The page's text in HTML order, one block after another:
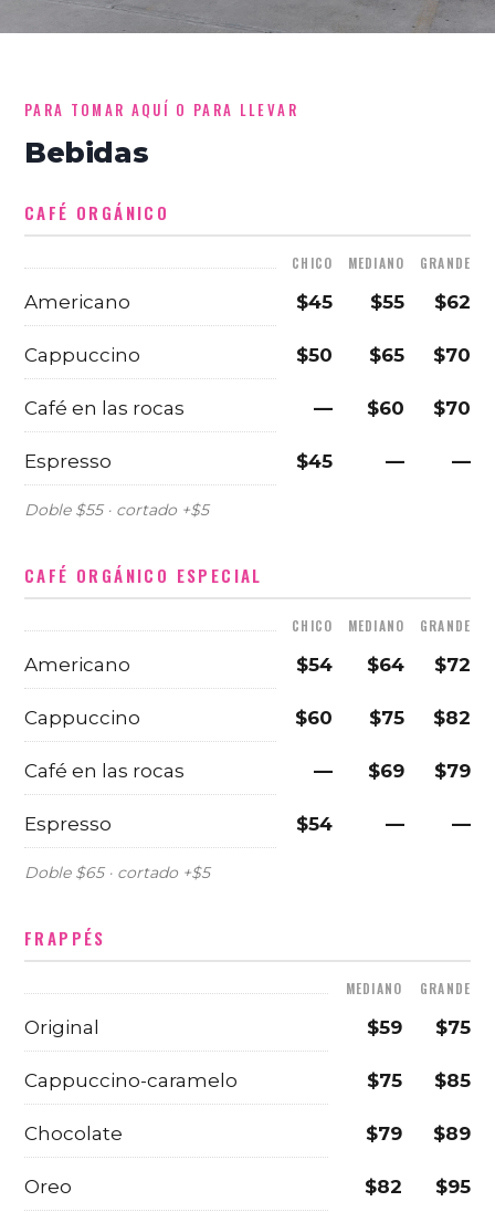
PARA TOMAR AQUÍ O PARA LLEVAR
Bebidas
CAFÉ ORGÁNICO
CHICO MEDIANO GRANDE
Americano $45 $55 $62
Cappuccino $50 $65 $70
Café en las rocas — $60 $70
Espresso $45 — —
Doble $55 · cortado +$5
CAFÉ ORGÁNICO ESPECIAL
CHICO MEDIANO GRANDE
Americano $54 $64 $72
Cappuccino $60 $75 $82
Café en las rocas — $69 $79
Espresso $54 — —
Doble $65 · cortado +$5
FRAPPÉS
MEDIANO GRANDE
Original $59 $75
Cappuccino-caramelo $75 $85
Chocolate $79 $89
Oreo $82 $95